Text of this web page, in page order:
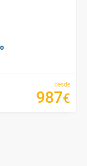
desde
987€